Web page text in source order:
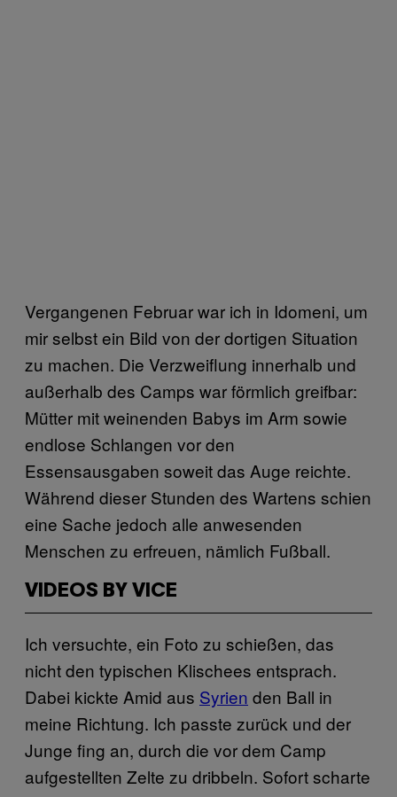
Vergangenen Februar war ich in Idomeni, um
mir selbst ein Bild von der dortigen Situation
zu machen. Die Verzweiflung innerhalb und
außerhalb des Camps war förmlich greifbar:
Mütter mit weinenden Babys im Arm sowie
endlose Schlangen vor den
Essensausgaben soweit das Auge reichte.
Während dieser Stunden des Wartens schien
eine Sache jedoch alle anwesenden
Menschen zu erfreuen, nämlich Fußball.
VIDEOS BY VICE
Ich versuchte, ein Foto zu schießen, das
nicht den typischen Klischees entsprach.
Dabei kickte Amid aus Syrien den Ball in
meine Richtung. Ich passte zurück und der
Junge fing an, durch die vor dem Camp
aufgestellten Zelte zu dribbeln. Sofort scharte